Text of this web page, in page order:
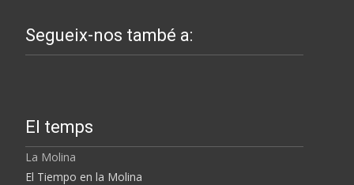
Segueix-nos també a:
El temps
La Molina
El Tiempo en la Molina